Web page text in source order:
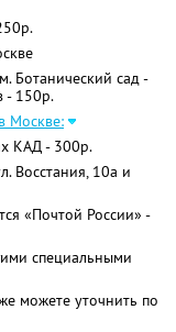
Ботанический сад -
- 150р.
Москве:
КАД - 300р.
Восстания, 10а и
«Почтой России» -
специальными
можете уточнить по